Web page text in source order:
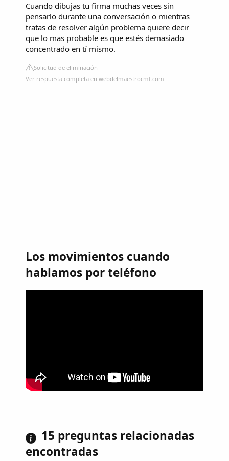
Cuando dibujas tu firma muchas veces sin
pensarlo durante una conversación o mientras
tratas de resolver algún problema quiere decir
que lo mas probable es que estés demasiado
concentrado en tí mismo.
Solicitud de eliminación
Ver respuesta completa en webdelmaestrocmf.com
Los movimientos cuando
hablamos por teléfono
15 preguntas relacionadas
encontradas